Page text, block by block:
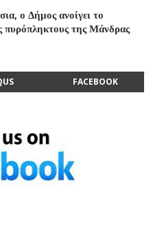
ο Δήμος ανοίγει το
πυρόπληκτους της Μάνδρας
FACEBOOK